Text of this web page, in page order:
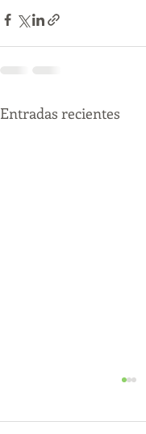
Entradas recientes